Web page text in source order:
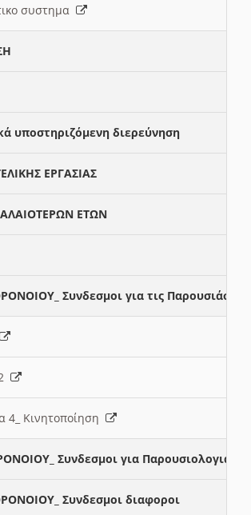
συστημα
υποστηριζόμενη διερεύνηση
ΕΡΓΑΣΙΑΣ
ΕΤΩΝ
Συνδεσμοι για τις Παρουσιάσεις
4_ Κινητοποίηση
Συνδεσμοι για Παρουσιολογια
Συνδεσμοι διαφοροι